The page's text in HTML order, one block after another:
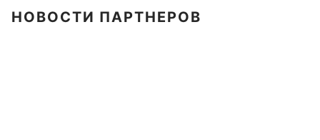
НОВОСТИ ПАРТНЕРОВ